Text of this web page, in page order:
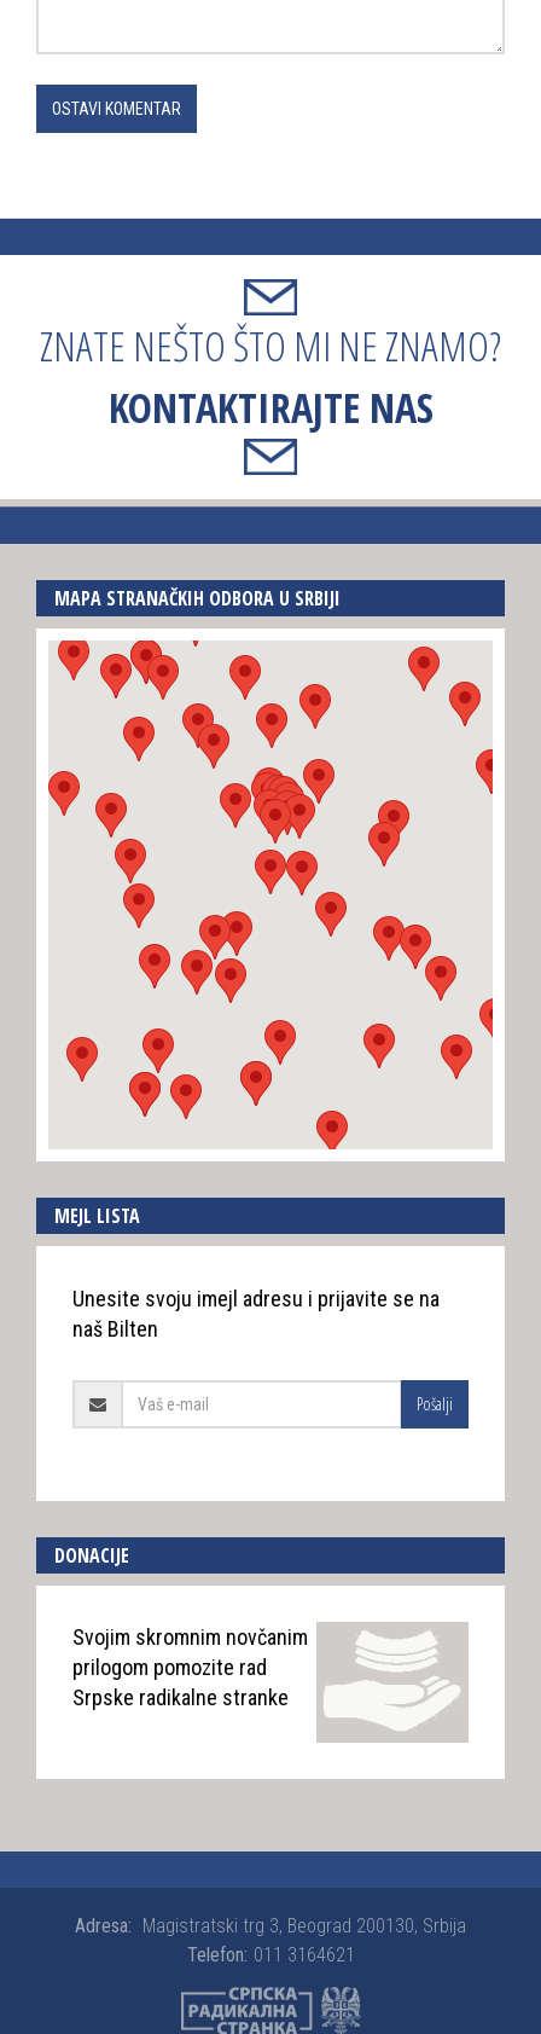
OSTAVI KOMENTAR
ZNATE NEŠTO ŠTO MI NE ZNAMO?
KONTAKTIRAJTE NAS
MAPA STRANAČKIH ODBORA U SRBIJI
MEJL LISTA
Unesite svoju imejl adresu i prijavite se na
naš Bilten
Pošalji
DONACIJE
Svojim skromnim novčanim
prilogom pomozite rad
Srpske radikalne stranke
Adresa:
Magistratski trg 3, Beograd 200130, Srbija
Telefon: 011 3164621